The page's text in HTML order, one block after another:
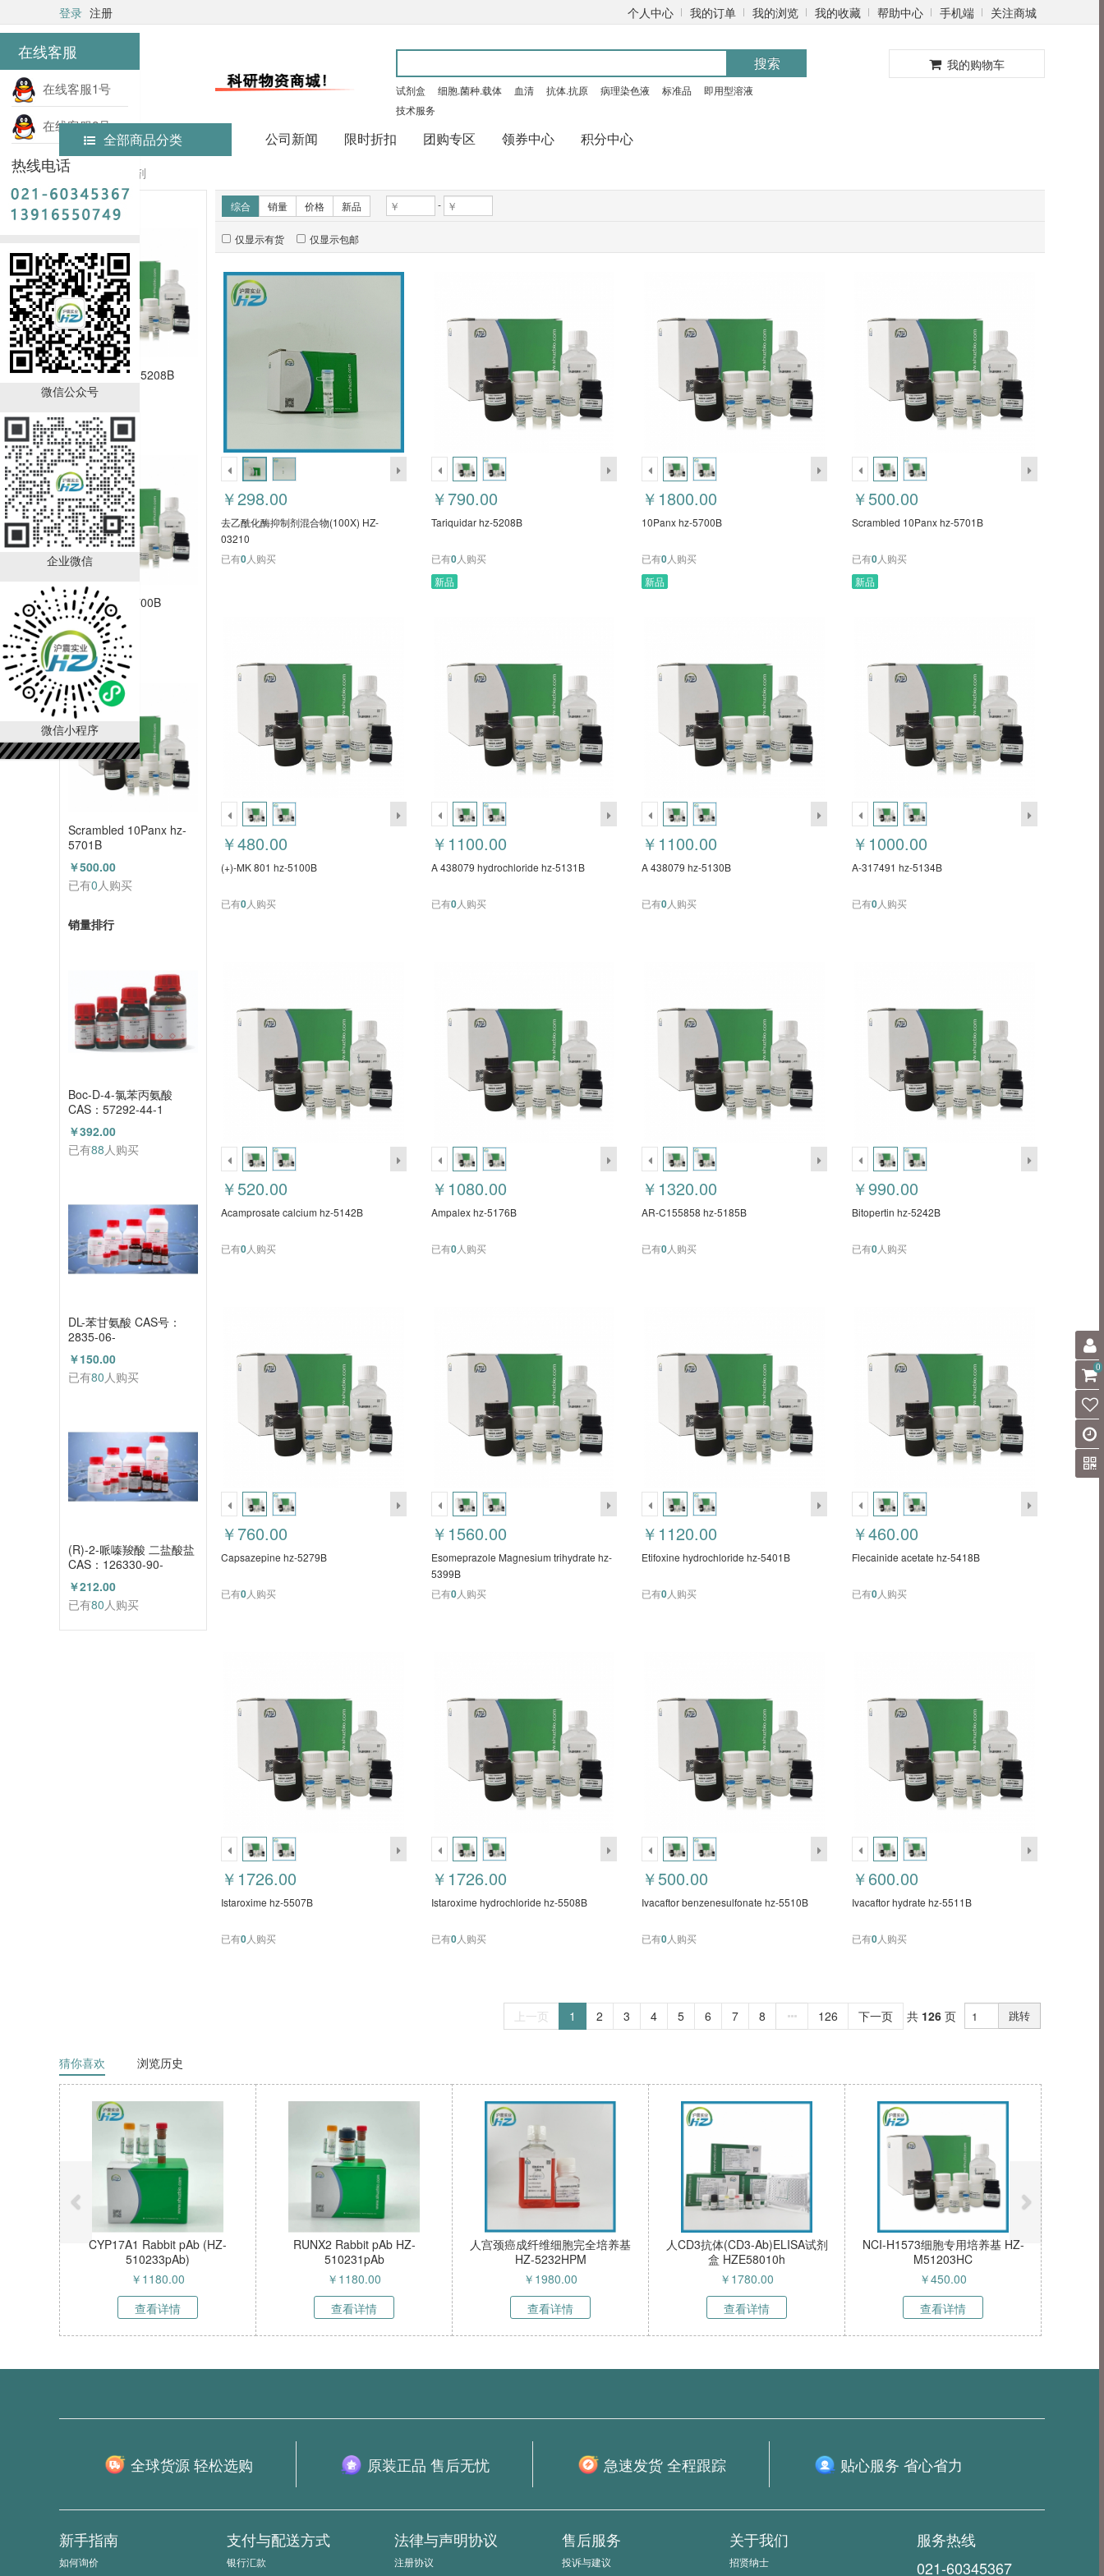
在线客服
在线客服1号
在线客服2号
热线电话
微信公众号
企业微信
微信小程序
登录 注册 个人中心 我的订单 我的浏览 我的收藏 帮助中心 手机端 关注商城
搜索
试剂盒 细胞.菌种.载体 血清 抗体.抗原 病理染色液 标准品
即用型溶液
技术服务
我的购物车
全部商品分类 公司新闻 限时折扣 团购专区 领券中心 积分中心
首页
实验试剂
新品推荐
Tariquidar hz-5208B
已有0人购买
10Panx hz-5700B
￥1800.00
已有0 人购买
Scrambled 10Panx hz-
5701B
￥500.00
已有0人购买
销量排行
Boc-D-4-氯苯丙氨酸
CAS：57292-44-1
（HZ52015591）
￥392.00
已有88人购买
DL-苯甘氨酸 CAS号：
2835-06-
5（HZ52000788）
￥150.00
已有80人购买
(R)-2-哌嗪羧酸 二盐酸盐
CAS：126330-90-
3（HZ52003684）
￥212.00
已有80人购买
综合 销量 价格 新品 -
仅显示有货 仅显示包邮
￥298.00
去乙酰化酶抑制剂混合物(100X) HZ-
03210
已有0人购买
￥790.00
Tariquidar hz-5208B
已有0人购买
新品
￥1800.00
10Panx hz-5700B
已有0人购买
新品
￥500.00
Scrambled 10Panx hz-5701B
已有0人购买
新品
￥480.00
(+)-MK 801 hz-5100B
已有0人购买
￥1100.00
A 438079 hydrochloride hz-5131B
已有0人购买
￥1100.00
A 438079 hz-5130B
已有0人购买
￥1000.00
A-317491 hz-5134B
已有0人购买
￥520.00
Acamprosate calcium hz-5142B
已有0人购买
￥1080.00
Ampalex hz-5176B
已有0人购买
￥1320.00
AR-C155858 hz-5185B
已有0人购买
￥990.00
Bitopertin hz-5242B
已有0人购买
￥760.00
Capsazepine hz-5279B
已有0人购买
￥1560.00
Esomeprazole Magnesium trihydrate hz-
5399B
已有0人购买
￥1120.00
Etifoxine hydrochloride hz-5401B
已有0人购买
￥460.00
Flecainide acetate hz-5418B
已有0人购买
￥1726.00
Istaroxime hz-5507B
已有0人购买
￥1726.00
Istaroxime hydrochloride hz-5508B
已有0人购买
￥500.00
Ivacaftor benzenesulfonate hz-5510B
已有0人购买
￥600.00
Ivacaftor hydrate hz-5511B
已有0人购买
上一页 1 2 3 4 5 6 7 8 126 下一页 共 126 页 跳转
猜你喜欢 浏览历史
试剂
NCI-H1573细胞专用培养基 HZ-
M51203HC
￥450.00
查看详情
MC-9细胞（小鼠肥大细胞）
HZ-51121MC
￥4500.00
查看详情
phospho-PPAR alpha (Ser12)
Rabbit pAb HZ-510230pAb
￥1280.00
查看详情
TFK-1细胞（人胆管癌细胞）
HZ-51837HC
￥5800.00
查看详情
NIH/3T3-RFP-FAP细胞（稳定
表达红色荧光蛋白与成纤维细胞
激活蛋白α小鼠胚胎成纤维细
胞）HZ-5031MC-R-SE（询
价）
￥40000.00
查看详情
全球货源 轻松选购 原装正品 售后无忧 急速发货 全程跟踪 贴心服务 省心省力
新手指南
如何询价
支付与配送方式
银行汇款
法律与声明协议
注册协议
售后服务
投诉与建议
关于我们
招贤纳士
服务热线
021-60345367
0